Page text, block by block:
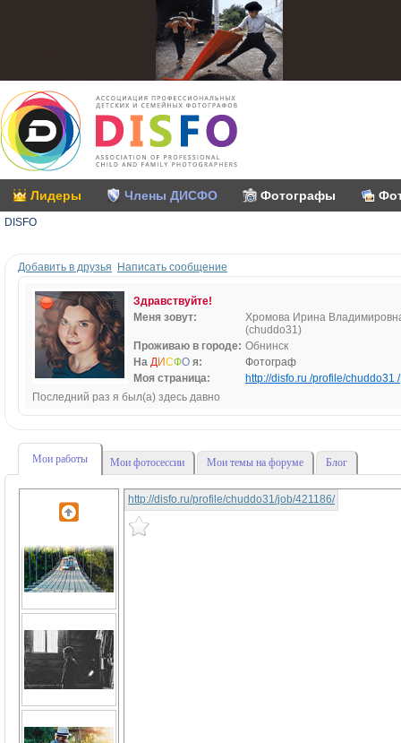
Лидеры Члены ДИСФО Фотографы
DISFO
Добавить в друзья Написать сообщение
Здравствуйте!
Меня зовут:
Хромова Ирина
(chuddo31)
Проживаю в городе: Обнинск
На ДИСФО я:
Фотограф
Моя страница:
http://disfo.ru /profile/chuddo31 /
Последний раз я был(а) здесь давно
Мои работы Мои фотосессии Мои темы на форуме Блог
http://disfo.ru/profile/chuddo31/job/421186/